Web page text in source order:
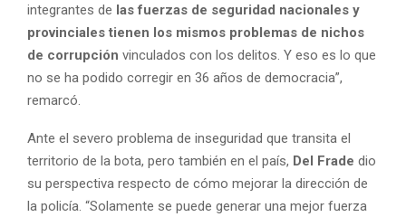
integrantes de las fuerzas de seguridad nacionales y
provinciales tienen los mismos problemas de nichos
de corrupción vinculados con los delitos. Y eso es lo que
no se ha podido corregir en 36 años de democracia”,
remarcó.
Ante el severo problema de inseguridad que transita el
territorio de la bota, pero también en el país, Del Frade dio
su perspectiva respecto de cómo mejorar la dirección de
la policía. “Solamente se puede generar una mejor fuerza